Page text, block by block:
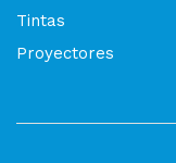
Tintas
Proyectores